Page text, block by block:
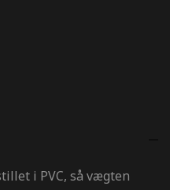
i PVC, så vægten